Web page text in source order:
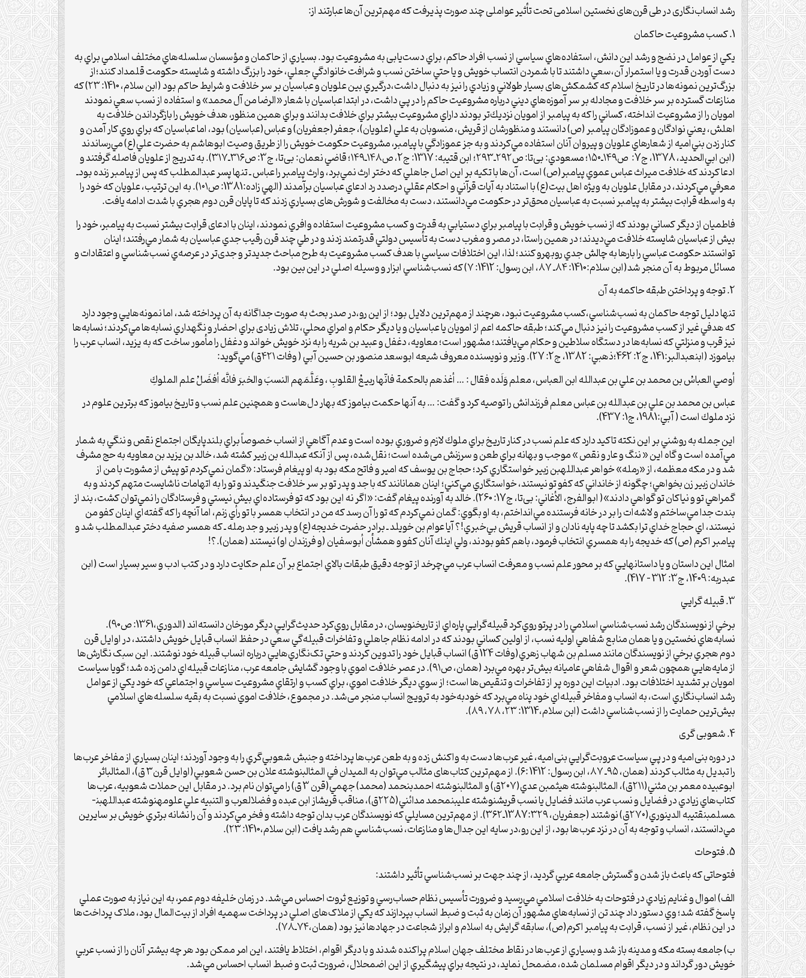
رشد انساب‌نگاری در طی قرن‌های نخستین اسلامی تحت تأثیر عواملی چند صورت پذیرفت که مهم‌ترین آن‌ها عبارتند از:
1. كسب مشروعيت حاكمان
يكي از عوامل در نضج و رشد اين دانش، استفاده‌هاي سياسي از نسب افراد حاکم، براي دست‌یابی به مشروعيت بود. بسياري از حاكمان و مؤسسان سلسله‌هاي مختلف اسلامي براي به
دست آوردن قدرت و يا استمرار آن،سعي داشتند تا با شمردن انتساب خويش و يا حتي ساختن نسب و شرافت خانوادگي جعلي، خود را بزرگ داشته و شايسته حكومت قلمداد كنند؛از
بزرگ‌ترین نمونه‌ها در تاريخ اسلام كه کشمکش‌های بسيار طولاني و زيادي را نيز به دنبال داشت،درگيري بين علویان و عباسیان بر سر خلافت و شرايط حاکم بود (ابن سلام، 1410: ۲۳) كه
منازعات گسترده بر سر خلافت و مجادله بر سر آموزه‌هاي ديني درباره مشروعيت حاکم را در پي داشت، در ابتدا عباسيان با شعار «الرضا من آل محمد» و استفاده از نسب سعي نمودند
امويان را از مشروعيت انداخته، كساني را كه به پيامبر از امویان نزديك‌تر بودند داراي مشروعيت بيش­تر براي خلافت بدانند و براي همين منظور، هدف خويش را بازگرداندن خلافت به
اهلش، يعني نوادگان و عموزادگان پيامبر (ص) دانستند و منظورشان از قريش، منسوبان به علي (علويان)، جعفر(جعفريان) و عباس(عباسيان) بود، اما عباسيان كه براي روي كار آمدن و
كنار زدن بني‌اميه از شعارهاي علويان و پيروان آنان استفاده مي‌كردند و به جز عموزادگي با پيامبر، مشروعيت حكومت خويش را از طريق وصيت ابوهاشم به حضرت علي(ع) مي‌رساندند
(ابن ابي‌الحديد، 1378، ج7: ص۱۴۹ـ۱۵۰؛ مسعودي: بی‌تا: ص۲۹۲ـ۲۹۳؛ ابن قتيبه: 1317: ج2، ص۱۴۸ـ۱۴۹؛ قاضي نعمان: بی‌تا، ج3: ص۳۱۶ـ۳۱۷). به تدريج از علويان فاصله گرفتند و
ادعا كردند كه خلافت ميراث عباس عموي پيامبر(ص) است، آن‌ها با تكيه بر اين اصل جاهلي كه دختر ارث نمي‌برد، وارث پيامبر را عباس ـ تنها پسر عبدالمطلب كه پس از پيامبر زنده بودـ
معرفي مي‌كردند، در مقابل علويان به ويژه اهل بيت(ع) با استناد به آيات قرآني و احكام عقلي درصدد رد ادعاي عباسيان برآمدند (الهي زاده:1381: ص۱۰۱). به اين ترتيب، علويان كه خود را
به واسطه قرابت بيش­تر به پيامبر نسبت به عباسيان محق‌تر در حكومت مي‌دانستند، دست به مخالفت و شورش‌های بسياري زدند كه تا پايان قرن دوم هجري با شدت ادامه يافت.
فاطمیان از ديگر كساني بودند كه از نسب خويش و قرابت با پيامبر براي دست­يابي به قدرت و كسب مشروعيت استفاده وافري نمودند، اینان با ادعای قرابت بيش­تر نسبت به پيامبر، خود را
بيش از عباسيان شايسته خلافت مي‌ديدند؛ در همين راستا، در مصر و مغرب دست به تأسيس دولتي قدرت­مند زدند و در طي چند قرن رقيب جدي عباسيان به شمار مي‌رفتند؛ اینان
توانستند حكومت عباسي را بارها به چالش جدي روبه­رو كنند؛ لذا، اين اختلافات سياسي با هدف كسب مشروعيت به طرح مباحث جديدتر و جدی‌تر در عرصه‌ي نسب‌شناسي و اعتقادات و
مسائل مربوط به آن منجر شد(ابن سلام:1410: ۸۴ـ ۸۷، ابن رسول: 1412: ۷) كه نسب‌شناسي ابزار و وسيله اصلي در اين بين بود.
2. توجه و پرداختن طبقه حاكمه به آن
تنها دليل توجه حاكمان به نسب‌شناسي،كسب مشروعيت نبود، هرچند از مهم‌ترین دلايل بود؛ از اين رو،در صدر بحث به صورت جداگانه به آن پرداخته شد، اما نمونه‌هايي وجود دارد
كه هدفي غير از كسب مشروعيت را نيز دنبال مي‌كند؛ طبقه حاكمه اعم از امويان يا عباسيان و يا ديگر حكام و امراي محلي، تلاش زیادی براي احضار و نگهداري نسابه‌ها مي‌کردند؛ نسابه‌ها
نيز قرب و منزلتي كه نسابه‌ها در دستگاه سلاطين و حكام مي‌يافتند؛ مشهور است؛ معاويه، دغفل و عبيد بن شريه را به نزد خويش خواند و دغفل را مأمور ساخت كه به يزيد، انساب عرب را
بياموزد (ابن­عبدالبر:141، ج2: 462؛ذهبي: 1382، ج2: 27). وزير و نويسنده معروف شيعه ابوسعد منصور بن حسين آبي ( وفات ۴۲۱ق) مي‌گويد:
أوصي العباسُ بن محمد بن علي بن عبدالله ابن العباس، معلم وَلَده فقال : … أغذهم بالحكمة فانّها ربيعُ القلوبِ ، وعَلَّمَهم النسبَ والخبرَ فانَّه أفضَلُ علم الملوكِ
عباس بن محمد بن علي بن عبدالله بن عباس معلم فرزندانش را توصيه كرد و گفت: … به آن­ها حكمت بياموز كه بهار دل‌هاست و هم­چنين علم نسب و تاريخ بياموز كه برترين علوم در
نزد ملوك است ( آبي:1981، ج1: 437).
اين جمله به روشني بر اين نكته تاكيد دارد كه علم نسب در كنار تاريخ براي ملوك لازم و ضروري بوده است و عدم آگاهي از انساب خصوصاً براي بلندپایگان اجتماع نقص و ننگي به شمار
مي‌آمده است و گاه اين « ننگ و عار و نقص » موجب و بهانه براي طعن و سرزنش می‌شده است؛ نقل‌شده، پس از آنكه عبدالله بن زبير كشته شد، خالد بن يزيد بن معاويه به حج مشرف
شد و در مكه معظمه، از «رمله» خواهر عبدالله­بن زبير خواستگاري كرد؛ حجاج بن يوسف كه امير و فاتح مكه بود به او پيغام فرستاد: «گمان نمي‌كردم تو پيش از مشورت با من از
خاندان زبير زن بخواهي؛ چگونه از خانداني كه كفو تو نيستند، خواستگاري مي‌كني؛ اينان همانانند كه با جد و پدر تو بر سر خلافت جنگيدند و تو را به اتهامات ناشايست متهم كردند و به
گمراهي تو و نياكان تو گواهي دادند»( ابوالفرج، الأغاني: بی‌تا، ج17: 260). خالد به آورنده پيغام گفت: «اگر نه اين بود كه تو فرستاده‌اي بيش نيستي و فرستادگان را نمي‌توان كشت، بند از
بندت جدا مي‌ساختم و لاشه‌ات را بر در خانه فرستنده مي‌انداختم، به او بگوي: گمان نمي‌كردم كه تو را آن رسد كه من در انتخاب همسر با تو رأي زنم، اما آن­چه را كه گفته‌اي اينان كفو من
نيستند، اي حجاج خداي ترا بكشد تا چه پايه نادان و از انساب قريش بي‌خبري!؟ آيا عوام بن خويلد ـ برادر حضرت خديجه(ع) و پدر زبير و جد رمله ـ كه همسر صفيه دختر عبدالمطلب شد و
پيامبر اكرم (ص) كه خديجه را به همسري انتخاب فرمود، باهم كفو بودند، ولي اينك آنان كفو و هم­شأن أبوسفيان (و فرزندان او) نيستند (همان).؟!
امثال اين داستان و يا داستان­هایي كه بر محور علم نسب و معرفت انساب عرب مي‌چرخد از توجه دقيق طبقات بالاي اجتماع بر آن علم حکایت دارد و در كتب ادب و سير بسيار است (ابن
عبدربه: 1409، ج3: 312 – 417).
3. قبيله گرايي
برخي از نويسندگان رشد نسب‌شناسي اسلامي را در پرتو روي‌کرد قبيله‌گرايي پاره‌اي از تاریخ­نویسان، در مقابل روي‌کرد حديث‌گراييِ ديگر مورخان دانسته‌اند (الدوري،1361: ص90).
نسابه‌هاي نخستين و يا همان منابع شفاهي اوليه نسب، از اولين كساني بودند كه در ادامه نظام جاهلي و تفاخرات قبيله‌گي سعي در حفظ انساب قبايل خويش داشتند، در اوايل قرن
دوم هجري برخي از نويسندگان مانند مسلم بن شهاب زهري(وفات 124 ق) انساب قبايل خود را تدوين کردند و حتي تک‌نگاري‌هايي درباره انساب قبيله خود نوشتند. اين سبک نگارش‌ها
از مايه‌هايي هم­چون شعر و اقوال شفاهي عاميانه بيش‌تر بهره مي‌برد (همان، ص۹۱). در عصر خلافت اموي با وجود گشايش جامعه عرب، منازعات قبيله‌اي دامن زده شد؛ گويا سياست
امويان بر تشديد اختلافات بود. ادبيات اين دوره پر از تفاخرات و تنقيص‌ها است؛ از سوي ديگر خلافت اموي، براي کسب و ارتقاي مشروعيت سياسي و اجتماعي كه خود يكي از عوامل
رشد انساب‌نگاري است، به انساب و مفاخر قبيله‌اي خود پناه مي‌برد که خودبه‌خود به ترويج انساب منجر می‌شد. در مجموع، خلافت اموي نسبت به بقيه سلسله‌هاي اسلامي
بیش‌ترین حمايت را از نسب‌شناسي داشت (ابن سلام،1314: ۲۳، ۷۸، ۸۹).
4. شعوبی گری
در دوره بنی‌امیه و در پي سياست عروبت‌گرايي بنی‌امیه، غیر عرب‌ها دست به واكنش زده و به طعن عرب‌ها پرداخته و جنبش شعوبي‌گري را به وجود آوردند؛ اينان بسياري از مفاخر عرب‌ها
را تبديل به مثالب کردند (همان، ۹۵ـ ۸۷، ابن رسول: 1412 :۶). از مهم‌ترین کتاب‌های مثالب مي‌توان به الميدان في المثالبنوشته علان بن حسن شعوبي(اوايل قرن۳ ق)، المثالباثر
ابوعبيده معمر بن مثني(۲۱۱ق)، المثالبنوشته هيثم­بن عدي(۲۰۷ق) و المثالبنوشته احمدبن­حمد (محمد) جهمي(قرن 3 ق) را مي‌توان نام برد. در مقابل اين حملات شعوبيه، عرب‌ها
کتاب‌هاي زيادي در فضايل و نسب عرب مانند فضايل يا نسب قريشنوشته علي­بن­محمد مدائني(۲۲۵ق)، مناقب قريشاز ابن عبده و فضل­العرب و التنبيه علي علومهنوشته عبدالله­بن­
مسلم­بن­قتيبه الدينوري(۲۷۰ق) نوشتند (جعفريان، 1387:۳۲۹ـ۳۶۲). از مهم‌ترین مسايلي كه نويسندگان عرب بدان توجه داشته و فخر مي‌كردند و آن را نشانه برتري خويش بر سايرين
مي‌دانستند، انساب و توجه به آن در نزد عرب‌ها بود، از اين رو،در سايه اين جدال‌ها و منازعات، نسب‌شناسي هم رشد يافت (ابن سلام،1410: ۲۳).
5. فتوحات
فتوحاتی كه باعث باز شدن و گسترش جامعه عربي گرديد، از چند جهت بر نسب‌شناسي تأثير داشتند:
الف) اموال و غنايم زيادي در فتوحات به خلافت اسلامي مي‌رسيد و ضرورت تأسيس نظام حساب‌رسي و توزيع ثروت احساس مي‌شد. در زمان خليفه دوم عمر، به اين نياز به صورت عملي
پاسخ گفته شد؛ وي دستور داد چند تن از نسابه‌هاي مشهور آن زمان به ثبت و ضبط انساب بپردازند كه يكي از ملاک‌های اصلي در پرداخت سهميه افراد از بیت‌المال بود، ملاک پرداخت‌ها
در اين نظام، غير از نسب، قرابت به پيامبر اکرم(ص)، سابقه گرايش به اسلام و ابراز شجاعت در جهادها نيز بود (همان،۷۴ـ۷۸).
ب) جامعه بسته مکه و مدينه باز شد و بسياري از عرب‌ها در نقاط مختلف جهان اسلام پراکنده شدند و با ديگر اقوام، اختلاط يافتند، اين امر ممكن بود هر چه بيش­تر آنان را از نسب عربي
خويش دور گرداند و در ديگر اقوام مسلمان شده، مضمحل نمايد، در نتيجه براي پيش­گيري از اين اضمحلال، ضرورت ثبت و ضبط انساب احساس مي‌شد.